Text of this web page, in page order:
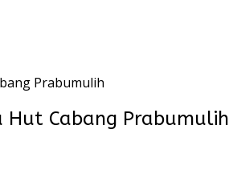
Prabumulih
Hut Cabang Prabumulih